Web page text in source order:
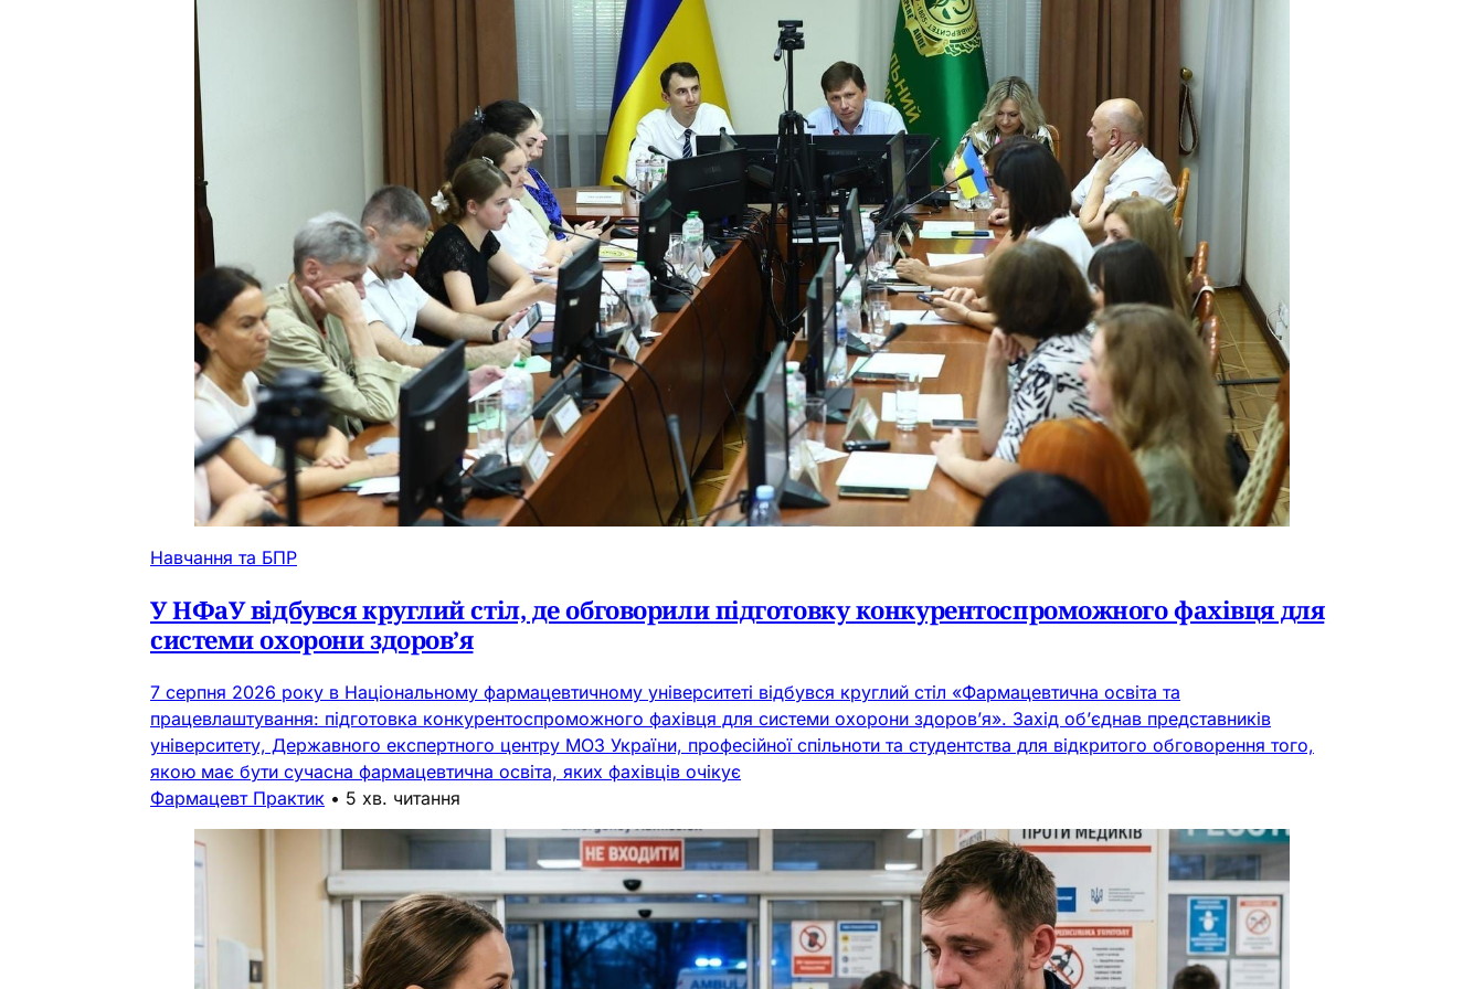
Навчання та БПР
У НФаУ відбувся круглий стіл, де обговорили підготовку конкурентоспроможного фахівця для
системи охорони здоров’я
7 серпня 2026 року в Національному фармацевтичному університеті відбувся круглий стіл «Фармацевтична освіта та
працевлаштування: підготовка конкурентоспроможного фахівця для системи охорони здоров’я». Захід об’єднав представників
університету, Державного експертного центру МОЗ України, професійної спільноти та студентства для відкритого обговорення того,
якою має бути сучасна фармацевтична освіта, яких фахівців очікує
Фармацевт Практик • 5 хв. читання